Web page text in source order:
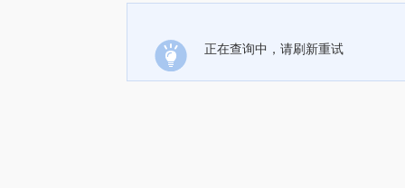
正在查询中，请刷新重试